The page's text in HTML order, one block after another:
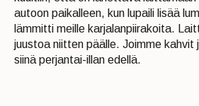
autoon paikalleen, kun lupaili lisää
lämmitti meille karjalanpiirakoita.
juustoa niitten päälle. Joimme kahvit
siinä perjantai-illan edellä.